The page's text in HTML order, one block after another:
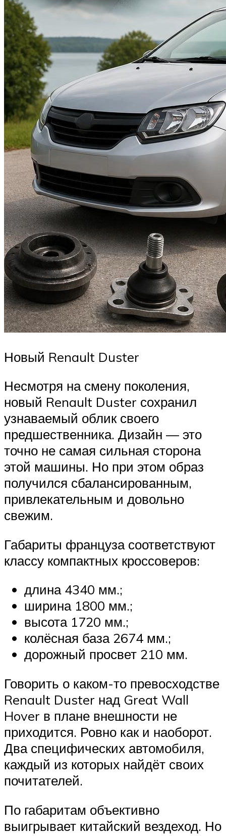
Новый Renault Duster
Несмотря на смену поколения,
новый Renault Duster сохранил
узнаваемый облик своего
предшественника. Дизайн — это
точно не самая сильная сторона
этой машины. Но при этом образ
получился сбалансированным,
привлекательным и довольно
свежим.
Габариты француза соответствуют
классу компактных кроссоверов:
длина 4340 мм.;
ширина 1800 мм.;
высота 1720 мм.;
колёсная база 2674 мм.;
дорожный просвет 210 мм.
Говорить о каком-то превосходстве
Renault Duster над Great Wall
Hover в плане внешности не
приходится. Ровно как и наоборот.
Два специфических автомобиля,
каждый из которых найдёт своих
почитателей.
По габаритам объективно
выигрывает китайский вездеход. Но